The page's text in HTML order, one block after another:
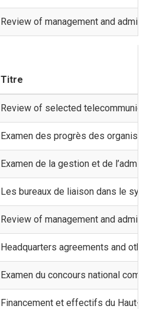
Review of management and
Titre
Review of selected
Examen des progrès des
Examen de la gestion et de
Les bureaux de liaison dans le
Review of management and
Headquarters agreements and other
Examen du concours national
Financement et effectifs du Haut-